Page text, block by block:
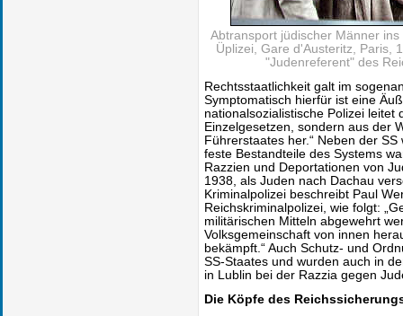
Abtransport jüdischer Männer
Üplizei, Gare d'Austeritz, Paris,
"Judenreferent" des
Rechtsstaatlichkeit galt im
Symptomatisch hierfür ist eine
nationalsozialistische Polizei leitet
Einzelgesetzen, sondern aus der
Führerstaates her.“ Neben der
feste Bestandteile des Systems
Razzien und Deportationen von
1938, als Juden nach Dachau
Kriminalpolizei beschreibt Paul
Reichskriminalpolizei, wie folgt:
militärischen Mitteln abgewehrt
Volksgemeinschaft von innen
bekämpft.“ Auch Schutz- und
SS-Staates und wurden auch in
in Lublin bei der Razzia gegen
Die Köpfe des